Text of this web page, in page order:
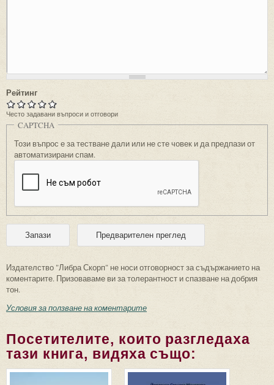
Рейтинг
Често задавани въпроси и отговори
CAPTCHA
Този въпрос е за тестване дали или не сте човек и да предпази от
автоматизирани спам.
Издателство "Либра Скорп" не носи отговорност за съдържанието на
коментарите. Призоваваме ви за толерантност и спазване на добрия
тон.
Условия за ползване на коментарите
Посетителите, които разгледаха
тази книга, видяха също: